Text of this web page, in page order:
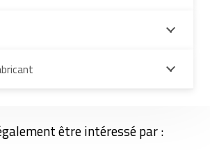
être intéressé par :